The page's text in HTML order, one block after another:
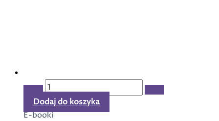
ilość
Aga
Ines
Dodaj do koszyka
E-booki